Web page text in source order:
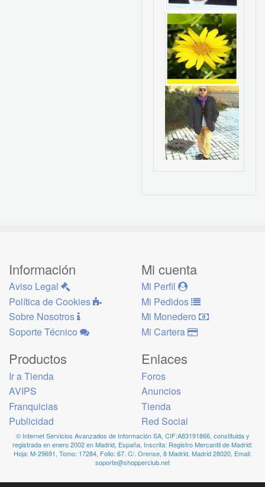
Información
Aviso Legal
Política de Cookies
Sobre Nosotros
Soporte Técnico
Mi cuenta
Mi Perfil
Mi Pedidos
Mi Monedero
Mi Cartera
Productos
Ir a Tienda
AVIPS
Franquicias
Publicidad
Enlaces
Foros
Anuncios
Tienda
Red Social
© Internet Servicios Avanzados de Información SA, CIF:A83191866, constituida y
registrada en enero 2002 en Madrid, España, Inscrita: Registro Mercantil de Madrid:
Hoja: M-29691, Tomo: 17284, Folio: 67. C/. Orense, 8 Madrid, Madrid 28020, Email:
soporte@shopperclub.net